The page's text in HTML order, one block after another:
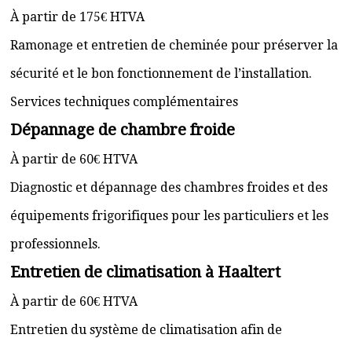
À partir de 175€ HTVA
Ramonage et entretien de cheminée pour préserver la
sécurité et le bon fonctionnement de l’installation.
Services techniques complémentaires
Dépannage de chambre froide
À partir de 60€ HTVA
Diagnostic et dépannage des chambres froides et des
équipements frigorifiques pour les particuliers et les
professionnels.
Entretien de climatisation à Haaltert
À partir de 60€ HTVA
Entretien du système de climatisation afin de